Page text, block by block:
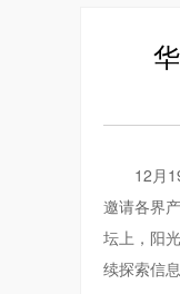
12月
邀请各界
坛上，阳
续探索信